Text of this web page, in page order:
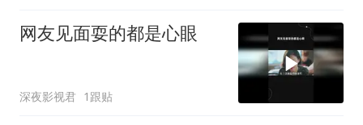
网友见面耍的都是心眼
深夜影视君 1跟贴